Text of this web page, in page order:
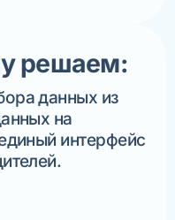
решаем:
данных из
на
интерфейс